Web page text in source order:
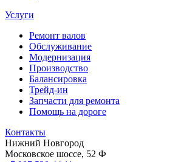
Услуги
Ремонт валов
Обслуживание
Модернизация
Производство
Балансировка
Трейд-ин
Запчасти для ремонта
Помощь на дороге
Контакты
Нижний Новгород
Московское шоссе, 52 Ф